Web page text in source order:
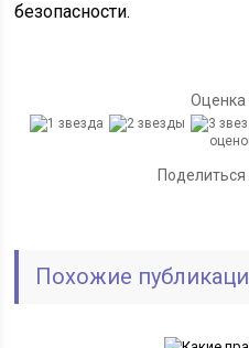
безопасности.
Оценка
Похожие